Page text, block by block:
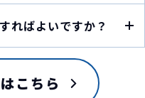
ればよいですか？
こちら